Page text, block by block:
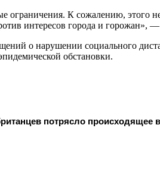
К сожалению, этого
интересов города и горожан», —
о нарушении социального
обстановки.
потрясло происходящее в